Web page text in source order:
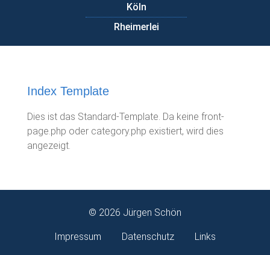
Köln
Rheimerlei
Index Template
Dies ist das Standard-Template. Da keine front-
page.php oder category.php existiert, wird dies
angezeigt.
© 2026 Jürgen Schön
Impressum Datenschutz Links